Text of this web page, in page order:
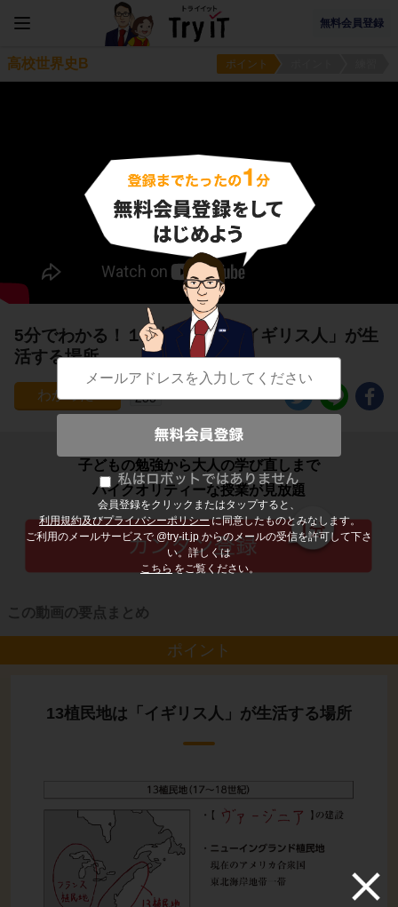
無料会員登録
会員登録をクリックまたはタップすると、
利用規約及びプライバシーポリシーに同意したものとみなします。
ご利用のメールサービスで @try-it.jp からのメールの受信を許可して下さ
い。詳しくは
こちら をご覧ください。
高校世界史B ポイント
5分でわかる！１３植民地は「イギリス人」が生
活する場所
255
子どもの勉強から大人の学び直しまで
ハイクオリティーな授業が見放題
この動画の要点まとめ
ポイント
13植民地は「イギリス人」が生活する場所